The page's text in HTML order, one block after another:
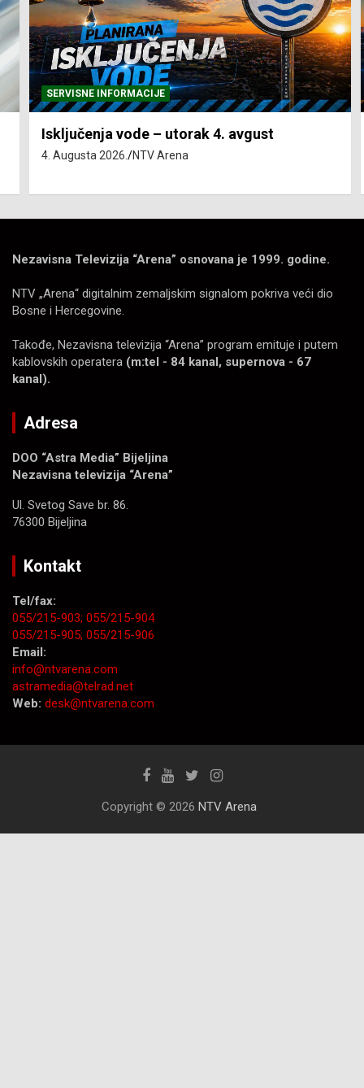
SERVISNE INFORMACIJE
Isključenja vode – utorak 4. avgust
4. Augusta 2026. NTV Arena
Nezavisna Televizija “Arena” osnovana je 1999. godine.
NTV „Arena“ digitalnim zemaljskim signalom pokriva veći dio
Bosne i Hercegovine.
Takođe, Nezavisna televizija “Arena” program emituje i putem
kablovskih operatera (m:tel - 84 kanal, supernova - 67
kanal).
Adresa
DOO “Astra Media” Bijeljina
Nezavisna televizija “Arena”
Ul. Svetog Save br. 86.
76300 Bijeljina
Kontakt
Tel/fax:
055/215-903; 055/215-904
055/215-905; 055/215-906
Email:
info@ntvarena.com
astramedia@telrad.net
Web: desk@ntvarena.com
Copyright © 2026 NTV Arena